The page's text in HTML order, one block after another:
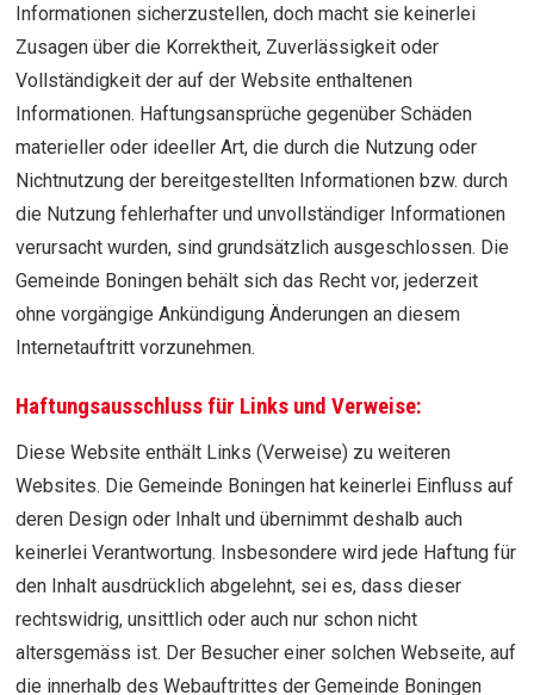
Informationen sicherzustellen, doch macht sie keinerlei
Zusagen über die Korrektheit, Zuverlässigkeit oder
Vollständigkeit der auf der Website enthaltenen
Informationen. Haftungsansprüche gegenüber Schäden
materieller oder ideeller Art, die durch die Nutzung oder
Nichtnutzung der bereitgestellten Informationen bzw. durch
die Nutzung fehlerhafter und unvollständiger Informationen
verursacht wurden, sind grundsätzlich ausgeschlossen. Die
Gemeinde Boningen behält sich das Recht vor, jederzeit
ohne vorgängige Ankündigung Änderungen an diesem
Internetauftritt vorzunehmen.
Haftungsausschluss für Links und Verweise:
Diese Website enthält Links (Verweise) zu weiteren
Websites. Die Gemeinde Boningen hat keinerlei Einfluss auf
deren Design oder Inhalt und übernimmt deshalb auch
keinerlei Verantwortung. Insbesondere wird jede Haftung für
den Inhalt ausdrücklich abgelehnt, sei es, dass dieser
rechtswidrig, unsittlich oder auch nur schon nicht
altersgemäss ist. Der Besucher einer solchen Webseite, auf
die innerhalb des Webauftrittes der Gemeinde Boningen